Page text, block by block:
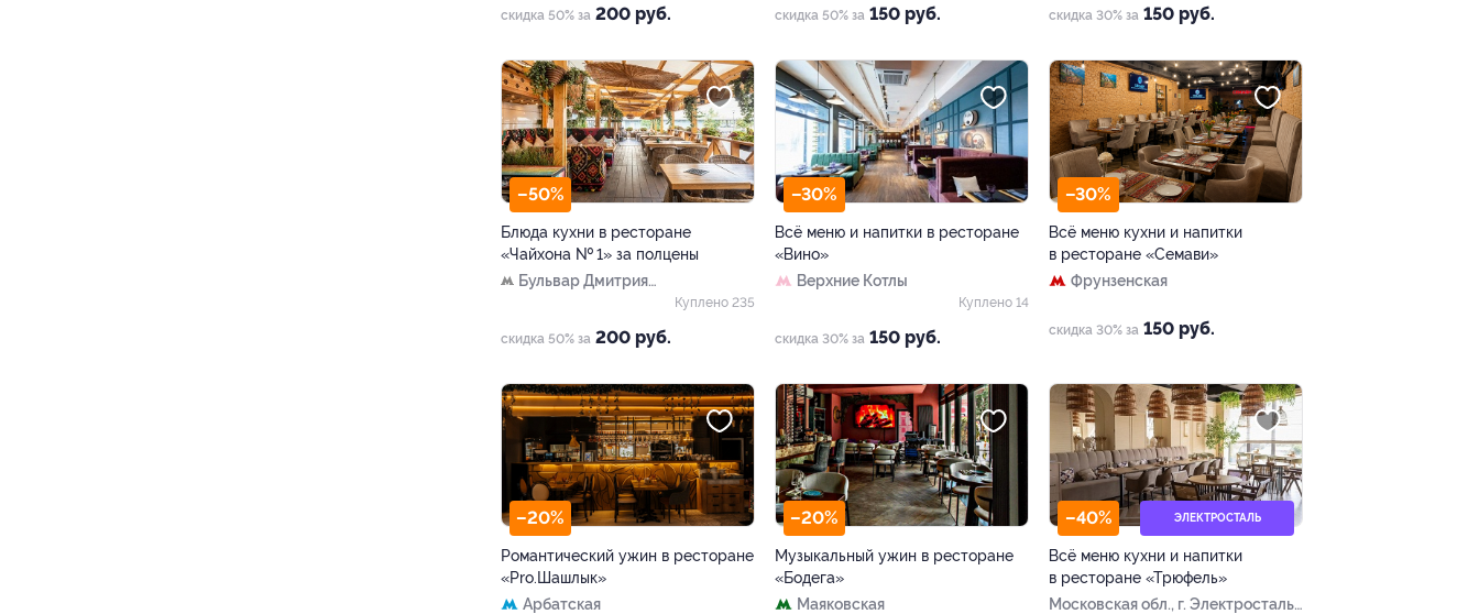
скидка 50% за 200 руб. скидка 50% за 150 руб. скидка 30% за 150 руб.
–50%
Блюда кухни в ресторане
«Чайхона № 1» за полцены
Бульвар Дмитрия
скидка 50% за 200 руб.
Куплено 235
–30%
Всё меню и напитки в ресторане
«Вино»
Верхние Котлы
скидка 30% за 150 руб.
Куплено 14
–30%
Всё меню кухни и напитки
в ресторане «Семави»
Фрунзенская
скидка 30% за 150 руб.
–20%
Романтический ужин в ресторане
«Pro.Шашлык»
Арбатская
–20%
Музыкальный ужин в ресторане
«Бодега»
Маяковская
–40% ЭЛЕКТРОСТАЛЬ
Всё меню кухни и напитки
в ресторане «Трюфель»
Московская обл., г. Электросталь,